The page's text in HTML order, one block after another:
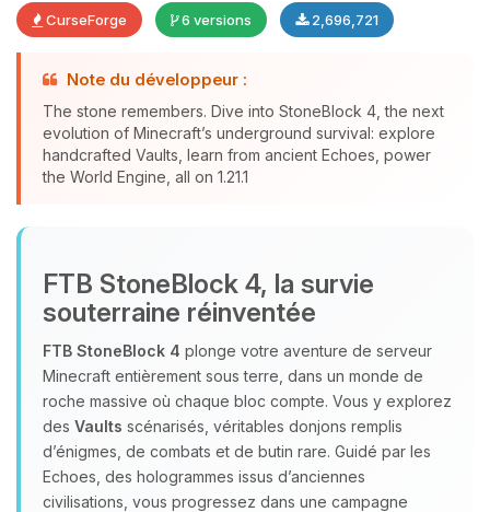
CurseForge 6 versions 2,696,721
Note du développeur :
The stone remembers. Dive into StoneBlock 4, the next
evolution of Minecraft’s underground survival: explore
handcrafted Vaults, learn from ancient Echoes, power
the World Engine, all on 1.21.1
FTB StoneBlock 4, la survie
souterraine réinventée
FTB StoneBlock 4 plonge votre aventure de serveur
Minecraft entièrement sous terre, dans un monde de
roche massive où chaque bloc compte. Vous y explorez
des Vaults scénarisés, véritables donjons remplis
d’énigmes, de combats et de butin rare. Guidé par les
Echoes, des hologrammes issus d’anciennes
civilisations, vous progressez dans une campagne
Youpi, enfin quelqu’un pour me
parler ! Moi c’est Choupy, ton petit
08/08/2026 à 05:36